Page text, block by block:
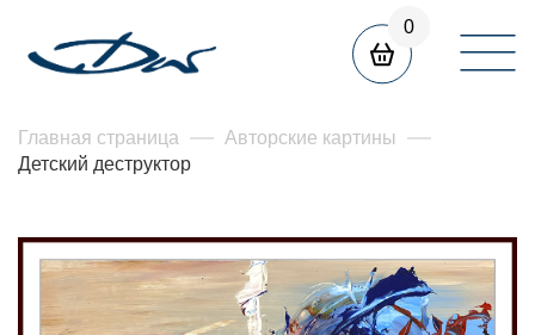
0
Главная страница
Авторские картины
Детский деструктор